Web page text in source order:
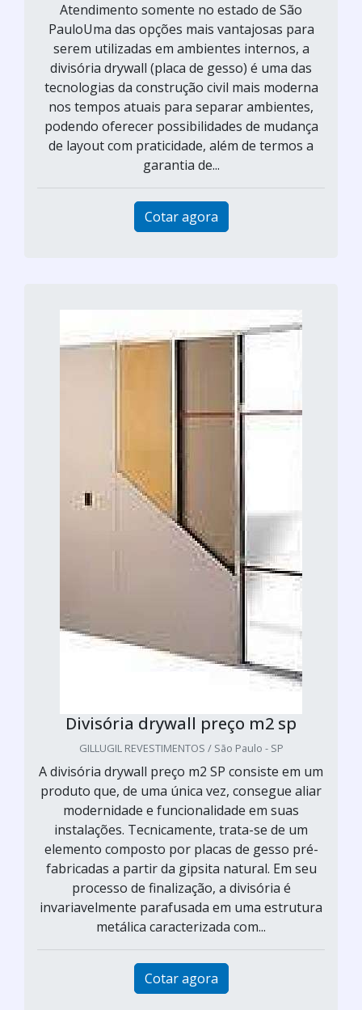
Atendimento somente no estado de São
PauloUma das opções mais vantajosas para
serem utilizadas em ambientes internos, a
divisória drywall (placa de gesso) é uma das
tecnologias da construção civil mais moderna
nos tempos atuais para separar ambientes,
podendo oferecer possibilidades de mudança
de layout com praticidade, além de termos a
garantia de...
Cotar agora
Divisória drywall preço m2 sp
GILLUGIL REVESTIMENTOS / São Paulo - SP
A divisória drywall preço m2 SP consiste em um
produto que, de uma única vez, consegue aliar
modernidade e funcionalidade em suas
instalações. Tecnicamente, trata-se de um
elemento composto por placas de gesso pré-
fabricadas a partir da gipsita natural. Em seu
processo de finalização, a divisória é
invariavelmente parafusada em uma estrutura
metálica caracterizada com...
Cotar agora